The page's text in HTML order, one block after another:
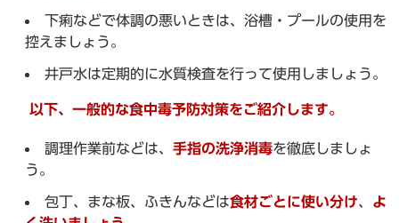
下痢などで体調の悪いときは、浴槽・プールの使用を
控えましょう。
井戸水は定期的に水質検査を行って使用しましょう。
以下、一般的な食中毒予防対策をご紹介します。
調理作業前などは、 手指の洗浄消毒を徹底しましょ
う。
包丁、まな板、ふきんなどは食材ごとに使い分け、 よ